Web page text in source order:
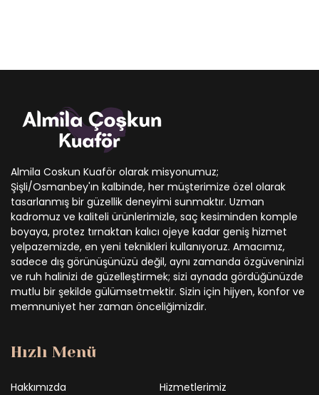
Almila Coskun Kuaför olarak misyonumuz;
Şişli/Osmanbey'ın kalbinde, her müşterimize özel olarak
tasarlanmış bir güzellik deneyimi sunmaktır. Uzman
kadromuz ve kaliteli ürünlerimizle, saç kesiminden komple
boyaya, protez tırnaktan kalıcı ojeye kadar geniş hizmet
yelpazemizde, en yeni teknikleri kullanıyoruz. Amacımız,
sadece dış görünüşünüzü değil, aynı zamanda özgüveninizi
ve ruh halinizi de güzelleştirmek; sizi aynada gördüğünüzde
mutlu bir şekilde gülümsetmektir. Sizin için hijyen, konfor ve
memnuniyet her zaman önceliğimizdir.
Hızlı Menü
Hakkımızda
Hizmetlerimiz